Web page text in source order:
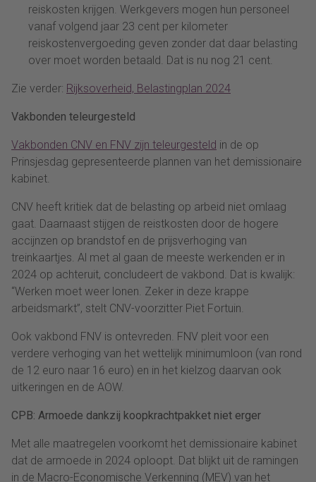
reiskosten krijgen. Werkgevers mogen hun personeel
vanaf volgend jaar 23 cent per kilometer
reiskostenvergoeding geven zonder dat daar belasting
over moet worden betaald. Dat is nu nog 21 cent.
Zie verder: Rijksoverheid, Belastingplan 2024
Vakbonden teleurgesteld
Vakbonden CNV en FNV zijn teleurgesteld in de op
Prinsjesdag gepresenteerde plannen van het demissionaire
kabinet.
CNV heeft kritiek dat de belasting op arbeid niet omlaag
gaat. Daarnaast stijgen de reistkosten door de hogere
accijnzen op brandstof en de prijsverhoging van
treinkaartjes. Al met al gaan de meeste werkenden er in
2024 op achteruit, concludeert de vakbond. Dat is kwalijk:
“Werken moet weer lonen. Zeker in deze krappe
arbeidsmarkt”, stelt CNV-voorzitter Piet Fortuin.
Ook vakbond FNV is ontevreden. FNV pleit voor een
verdere verhoging van het wettelijk minimumloon (van rond
de 12 euro naar 16 euro) en in het kielzog daarvan ook
uitkeringen en de AOW.
CPB: Armoede dankzij koopkrachtpakket niet erger
Met alle maatregelen voorkomt het demissionaire kabinet
dat de armoede in 2024 oploopt. Dat blijkt uit de ramingen
in de Macro-Economische Verkenning (MEV) van het